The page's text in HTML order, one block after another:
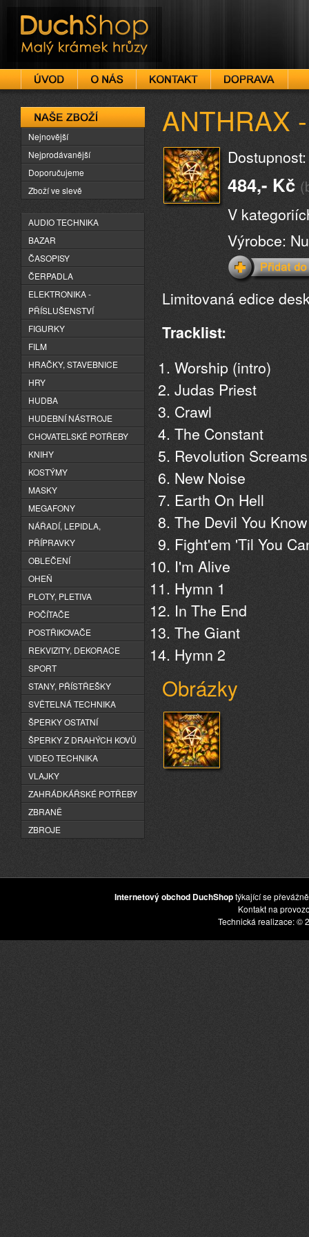
DuchShop
ANTHRAX
484,- Kč
V
Výrobce:
Limitovaná edice
Tracklist:
Worship (intro)
Judas Priest
Crawl
The Constant
Revolution Screams
New Noise
Earth On Hell
The Devil You Know
Fight'em 'Til You
I'm Alive
Hymn 1
In The End
The Giant
Hymn 2
Obrázky
Naše zboží
Nejnovější
Nejprodávanější
Doporučujeme
Zboží ve slevě
AUDIO TECHNIKA
BAZAR
ČASOPISY
ČERPADLA
ELEKTRONIKA -
PŘÍSLUŠENSTVÍ
FIGURKY
FILM
HRAČKY, STAVEBNICE
HRY
HUDBA
HUDEBNÍ NÁSTROJE
CHOVATELSKÉ POTŘEBY
KNIHY
KOSTÝMY
MASKY
MEGAFONY
NÁŘADÍ, LEPIDLA,
PŘÍPRAVKY
OBLEČENÍ
OHEŇ
PLOTY, PLETIVA
POČÍTAČE
POSTŘIKOVAČE
REKVIZITY, DEKORACE
SPORT
STANY, PŘÍSTŘEŠKY
SVĚTELNÁ TECHNIKA
ŠPERKY OSTATNÍ
ŠPERKY Z DRAHÝCH KOVŮ
VIDEO TECHNIKA
VLAJKY
ZAHRÁDKÁŘSKÉ POTŘEBY
ZBRANĚ
ZBROJE
Internetový obchod DuchShoptýkající se
Kontakt na
Technická realizace: ©